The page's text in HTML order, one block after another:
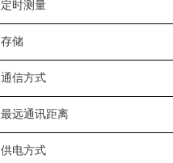
定时测量
存储
通信方式
最远通讯距离
供电方式